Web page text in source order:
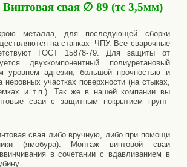
Винтовая свая ∅ 89 (тс 3,5мм)
металла, для последующей сборки
на станках ЧПУ. Все сварочные
ГОСТ 15878-79. Для защиты от
двухкомпонентный полиуретановый
уровнем адгезии, большой прочностью и
неровных участках поверхности (на стыках,
и т.п.). Так же в нашей компании вы
сваи с защитным покрытием грунт-
свая либо вручную, либо при помощи
(ямобура). Монтаж винтовой сваи
в сочетании с вдавливанием в